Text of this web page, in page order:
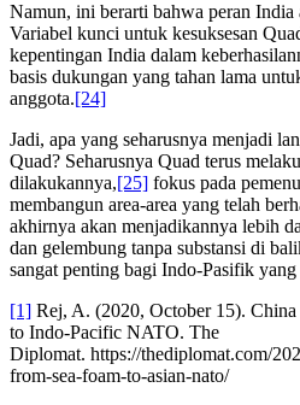
Namun, ini berarti bahwa peran India
Variabel kunci untuk kesuksesan
kepentingan India dalam
basis dukungan yang tahan lama
anggota.[24]
Jadi, apa yang seharusnya menjadi
Quad? Seharusnya Quad terus
dilakukannya,[25] fokus pada
membangun area-area yang telah
akhirnya akan menjadikannya lebih
dan gelembung tanpa substansi di
sangat penting bagi Indo-Pasifik yang
[1] Rej, A. (2020, October 15).
to Indo-Pacific NATO. The
Diplomat. https://thediplomat.com/
from-sea-foam-to-asian-nato/